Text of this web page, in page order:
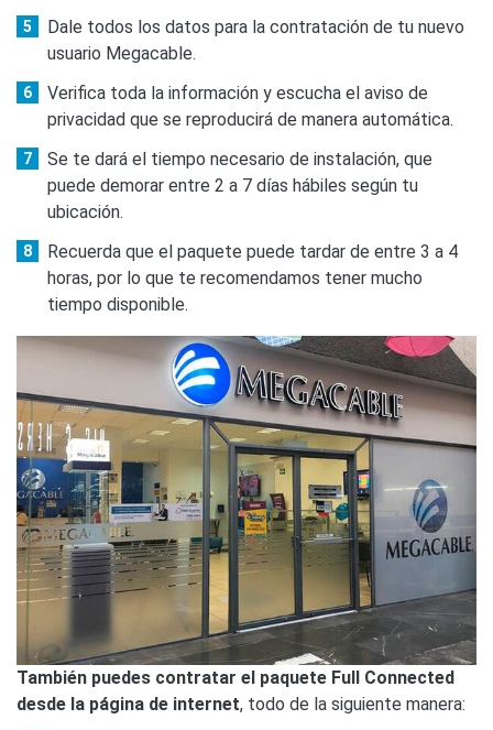
Dale todos los datos para la contratación de tu nuevo
usuario Megacable.
Verifica toda la información y escucha el aviso de
privacidad que se reproducirá de manera automática.
Se te dará el tiempo necesario de instalación, que
puede demorar entre 2 a 7 días hábiles según tu
ubicación.
Recuerda que el paquete puede tardar de entre 3 a 4
horas, por lo que te recomendamos tener mucho
tiempo disponible.
También puedes contratar el paquete Full Connected
desde la página de internet, todo de la siguiente manera: